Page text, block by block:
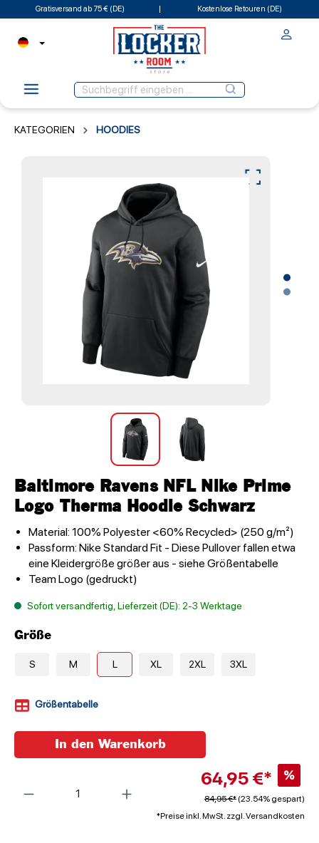
Gratisversand ab 75 € (DE) Kostenlose Retouren (DE)
KATEGORIEN HOODIES
Baltimore Ravens NFL Nike Prime
Logo Therma Hoodie Schwarz
Material: 100% Polyester <60% Recycled> (250 g/m²)
Passform: Nike Standard Fit - Diese Pullover fallen etwa
eine Kleidergröße größer aus - siehe Größentabelle
Team Logo (gedruckt)
Sofort versandfertig, Lieferzeit (DE): 2-3 Werktage
Größe
S M L XL 2XL 3XL
Größentabelle
64,95 €* %
84,95 €* (23.54% gespart)
*Preise inkl. MwSt. zzgl. Versandkosten
In den Warenkorb